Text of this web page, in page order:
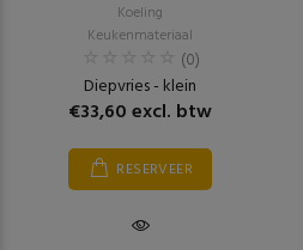
Koeling
Keukenmateriaal
(0)
Diepvries - klein
€33,60 excl. btw
RESERVEER